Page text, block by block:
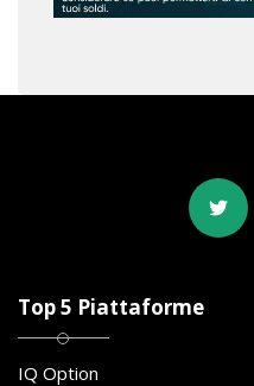
Top 5 Piattaforme
IQ Option